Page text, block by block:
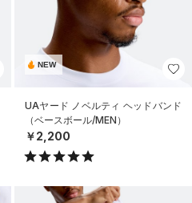
NEW
UAヤード ノベルティ ヘッドバンド
（ベースボール/MEN）
￥2,200